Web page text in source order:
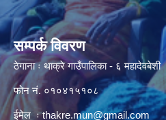
सम्पर्क विवरण
ठेगाना ः थाक्रे गाउँपालिका - ६ महादेवबेशी
फोन नं. ०१०४१५१०८
ईमेल ःthakre.mun@gmail.com